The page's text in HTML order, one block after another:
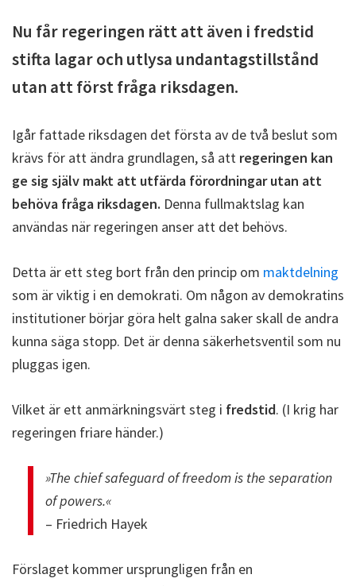
Nu får regeringen rätt att även i fredstid
stifta lagar och utlysa undantagstillstånd
utan att först fråga riksdagen.
Igår fattade riksdagen det första av de två beslut som
krävs för att ändra grundlagen, så att regeringen kan
ge sig själv makt att utfärda förordningar utan att
behöva fråga riksdagen. Denna fullmaktslag kan
användas när regeringen anser att det behövs.
Detta är ett steg bort från den princip om maktdelning
som är viktig i en demokrati. Om någon av demokratins
institutioner börjar göra helt galna saker skall de andra
kunna säga stopp. Det är denna säkerhetsventil som nu
pluggas igen.
Vilket är ett anmärkningsvärt steg i fredstid. (I krig har
regeringen friare händer.)
»The chief safeguard of freedom is the separation
of powers.«
– Friedrich Hayek
Förslaget kommer ursprungligen från en